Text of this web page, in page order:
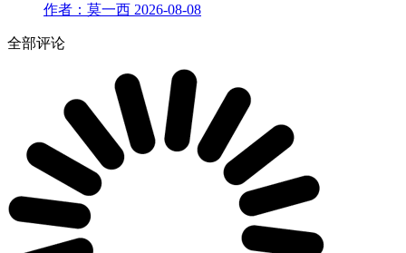
作者：莫一西 2026-08-08
全部评论